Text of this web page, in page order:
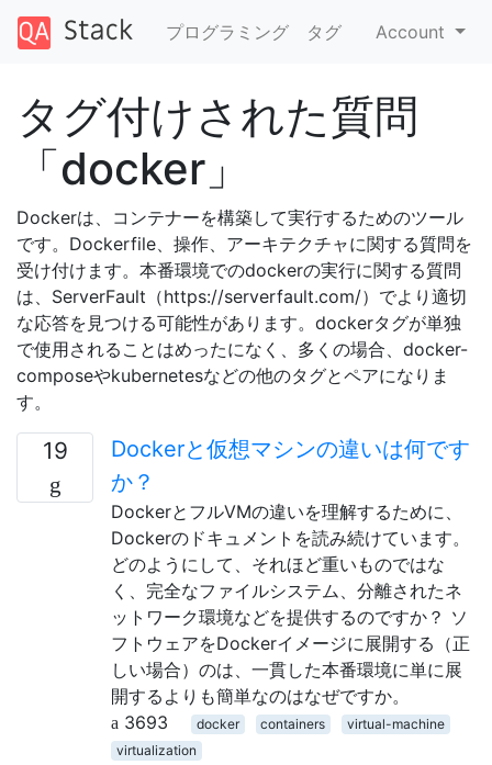
プログラミング タグ Account
タグ付けされた質問
「docker」
Dockerは、コンテナーを構築して実行するためのツール
です。Dockerfile、操作、アーキテクチャに関する質問を
受け付けます。本番環境でのdockerの実行に関する質問
は、ServerFault（https://serverfault.com/）でより適切
な応答を見つける可能性があります。dockerタグが単独
で使用されることはめったになく、多くの場合、docker-
composeやkubernetesなどの他のタグとペアになりま
す。
19
Dockerと仮想マシンの違いは何です
か？
DockerとフルVMの違いを理解するために、
Dockerのドキュメントを読み続けています。
どのようにして、それほど重いものではな
く、完全なファイルシステム、分離されたネ
ットワーク環境などを提供するのですか？ ソ
フトウェアをDockerイメージに展開する（正
しい場合）のは、一貫した本番環境に単に展
開するよりも簡単なのはなぜですか。
3693
docker containers
virtual-machine
virtualization